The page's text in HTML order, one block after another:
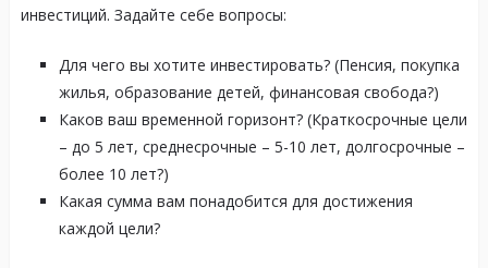
инвестиций. Задайте себе вопросы:
Для чего вы хотите инвестировать? (Пенсия, покупка
жилья, образование детей, финансовая свобода?)
Каков ваш временной горизонт? (Краткосрочные цели
– до 5 лет, среднесрочные – 5-10 лет, долгосрочные –
более 10 лет?)
Какая сумма вам понадобится для достижения
каждой цели?